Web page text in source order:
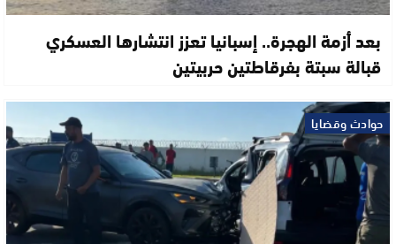
بعد أزمة الهجرة.. إسبانيا تعزز انتشارها العسكري
قبالة سبتة بفرقاطتين حربيتين
حوادث وقضايا